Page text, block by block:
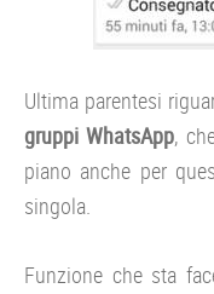
Ultima parentesi
gruppi WhatsApp,
piano anche per
singola.
Funzione che sta